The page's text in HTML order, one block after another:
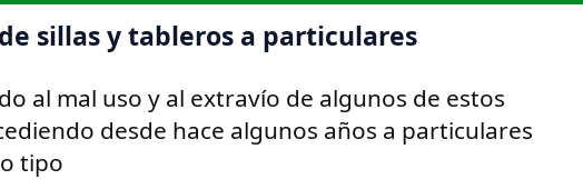
sillas y tableros a particulares
al mal uso y al extravío de algunos de estos
desde hace algunos años a particulares
tipo